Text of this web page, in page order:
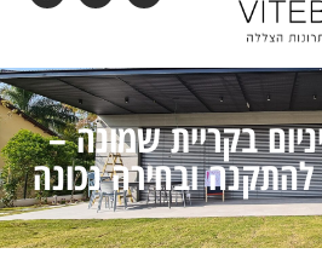
בקריית שמונה –
ובחירה נכונה